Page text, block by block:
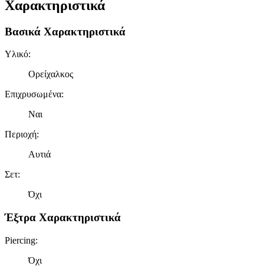
Χαρακτηριστικά
Βασικά Χαρακτηριστικά
Υλικό:
Ορείχαλκος
Επιχρυσωμένα:
Ναι
Περιοχή:
Αυτιά
Σετ:
Όχι
Έξτρα Χαρακτηριστικά
Piercing:
Όχι